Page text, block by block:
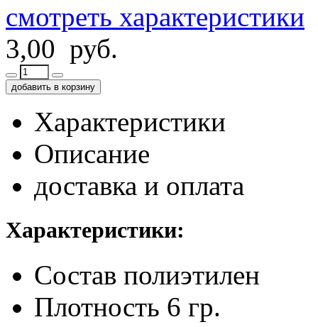
смотреть характеристики
3,00 руб.
добавить в корзину
Характеристики
Описание
доставка и оплата
Характеристики:
Состав полиэтилен
Плотность 6 гр.